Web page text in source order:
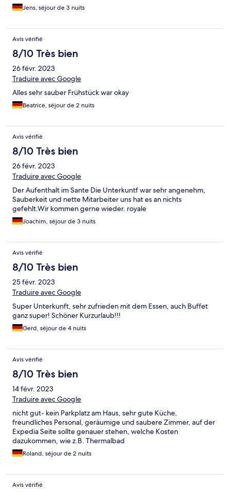
Jens, séjour de 3 nuits
Avis vérifié
8/10 Très bien
26 févr. 2023
Traduire avec Google
Alles sehr sauber Frühstück war okay
Beatrice, séjour de 2 nuits
Avis vérifié
8/10 Très bien
26 févr. 2023
Traduire avec Google
Der Aufenthalt im Sante Die Unterkuntf war sehr angenehm,
Sauberkeit und nette Mitarbeiter uns hat es an nichts
gefehlt.Wir kommen gerne wieder. royale
Joachim, séjour de 3 nuits
Avis vérifié
8/10 Très bien
25 févr. 2023
Traduire avec Google
Super Unterkunft, sehr zufrieden mit dem Essen, auch Buffet
ganz super! Schöner Kurzurlaub!!!
Gerd, séjour de 4 nuits
Avis vérifié
8/10 Très bien
14 févr. 2023
Traduire avec Google
nicht gut- kein Parkplatz am Haus, sehr gute Küche,
freundliches Personal, geräumige und saubere Zimmer, auf der
Expedia Seite sollte genauer stehen, welche Kosten
dazukommen, wie z.B. Thermalbad
Roland, séjour de 2 nuits
Avis vérifié